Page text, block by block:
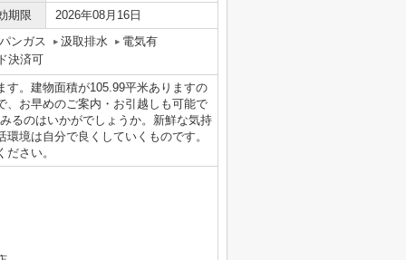
期限
2026年08月16日
ンガス
汲取排水
電気有
決済可
す。建物面積が105.99平米ありますの
、お早めのご案内・お引越しも可能で
るのはいかがでしょうか。新鮮な気持
境は自分で良くしていくものです。
さい。